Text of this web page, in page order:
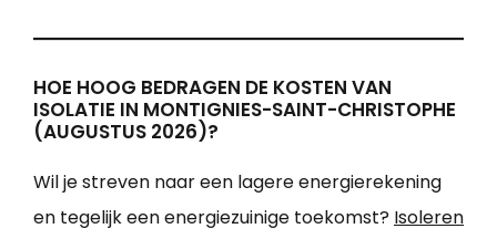
HOE HOOG BEDRAGEN DE KOSTEN VAN
ISOLATIE IN MONTIGNIES-SAINT-CHRISTOPHE
(AUGUSTUS 2026)?
Wil je streven naar een lagere energierekening
en tegelijk een energiezuinige toekomst? Isoleren